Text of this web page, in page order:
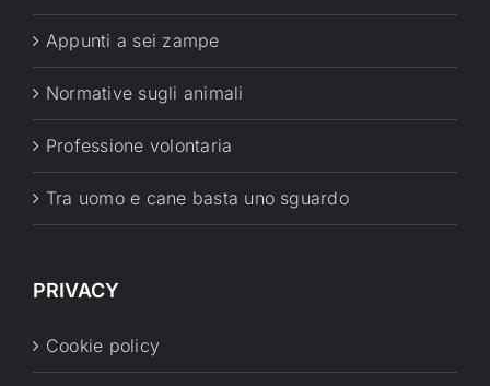
Appunti a sei zampe
Normative sugli animali
Professione volontaria
Tra uomo e cane basta uno sguardo
PRIVACY
Cookie policy